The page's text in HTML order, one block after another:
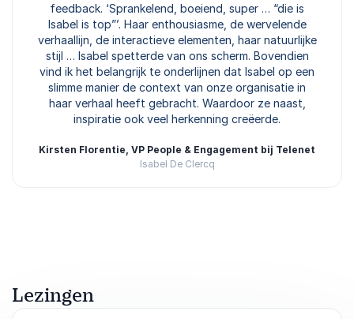
feedback. ‘Sprankelend, boeiend, super … “die is
Isabel is top”’. Haar enthousiasme, de wervelende
verhaallijn, de interactieve elementen, haar natuurlijke
stijl … Isabel spetterde van ons scherm. Bovendien
vind ik het belangrijk te onderlijnen dat Isabel op een
slimme manier de context van onze organisatie in
haar verhaal heeft gebracht. Waardoor ze naast,
inspiratie ook veel herkenning creëerde.
Kirsten Florentie, VP People & Engagement bij Telenet
Isabel De Clercq
Lezingen